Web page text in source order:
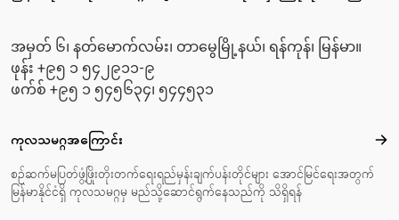
အမှတ် ၆၊ နတ်မောက်လမ်း၊ တာမွေမြို့နယ်၊ ရန်ကုန်၊ မြန်မာ။
ဖုန်း +၉၅ ၁ ၅၄၂၉၁၁-၉
ဖက်စ် +၉၅ ၁ ၅၄၅၆၃၄၊ ၅၄၄၅၃၁
Footer menu
ကုလသမဂ္ဂအကြောင်း ကုလ
စဉ်ဆက်မပြတ်ဖွံ့ဖြိုးတိုးတက်ရေးရည်မှန်းချက်ပန်းတိုင်များ အောင်မြင်ရေးအတွက်
မြန်မာနိုင်ငံရှိ ကုလသမဂ္ဂမှ မည်သို့ဆောင်ရွက်နေသည်ကို သိရှိရန်